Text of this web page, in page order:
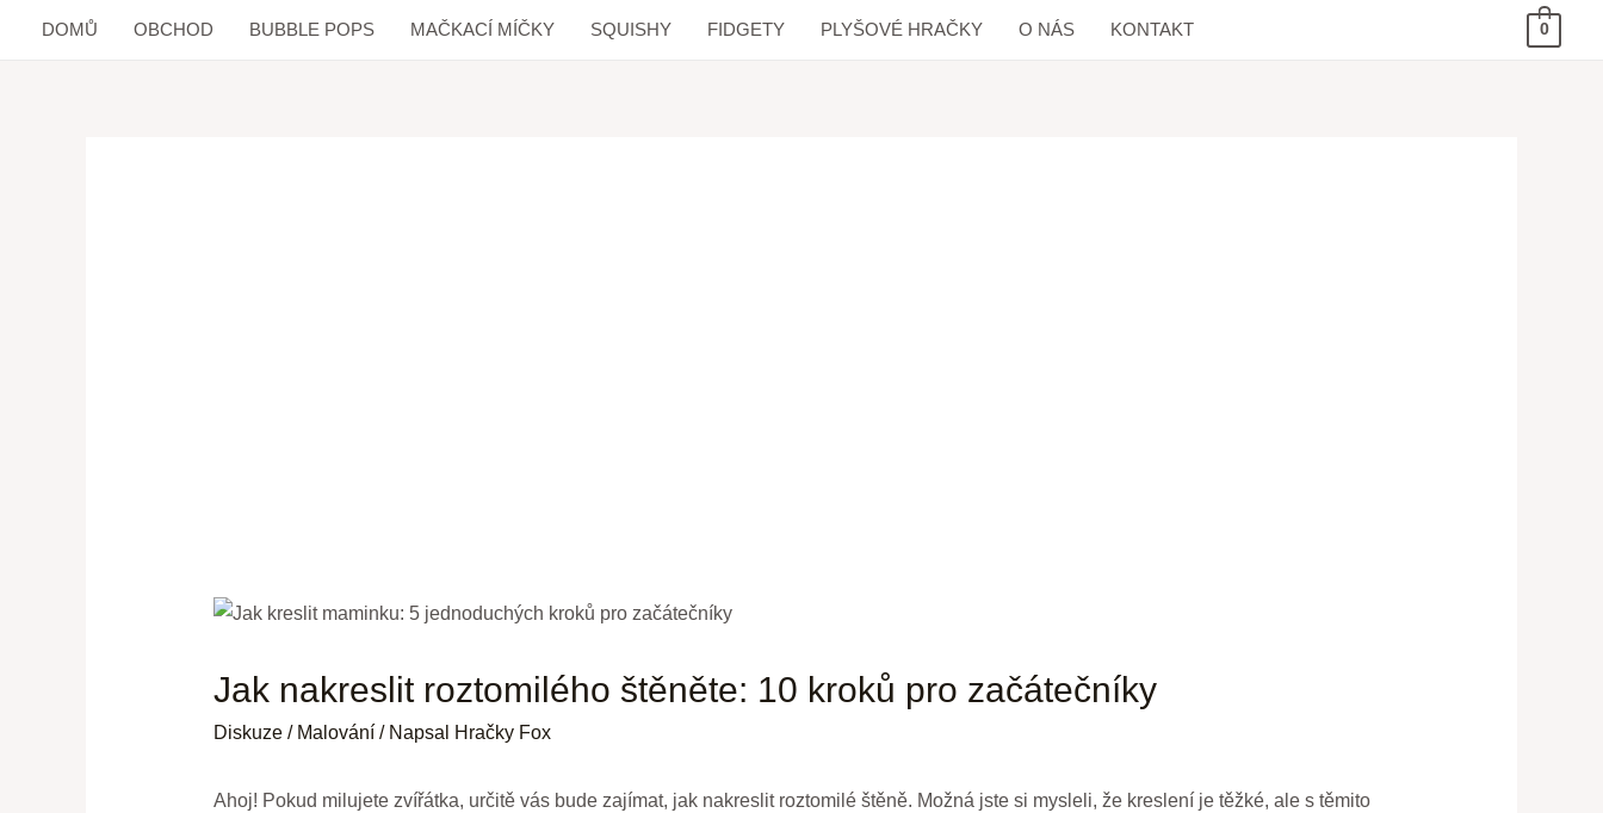
DOMŮ OBCHOD BUBBLE POPS MAČKACÍ MÍČKY SQUISHY FIDGETY PLYŠOVÉ HRAČKY O NÁS KONTAKT 0
Jak nakreslit roztomilého štěněte: 10 kroků pro začátečníky
Diskuze / Malování/ Napsal Hračky Fox
Ahoj! Pokud milujete zvířátka, určitě vás bude zajímat, jak nakreslit roztomilé štěně. Možná jste si mysleli, že kreslení je těžké, ale s těmito